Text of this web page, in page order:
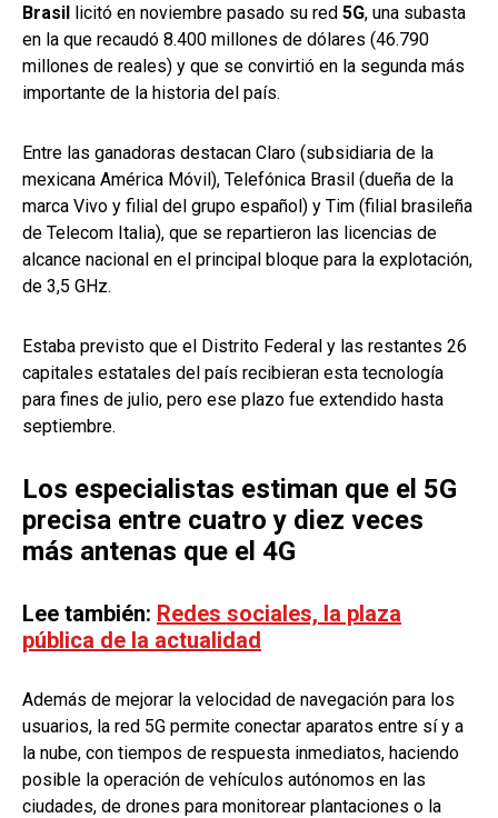
Brasil licitó en noviembre pasado su red 5G, una subasta
en la que recaudó 8.400 millones de dólares (46.790
millones de reales) y que se convirtió en la segunda más
importante de la historia del país.
Entre las ganadoras destacan Claro (subsidiaria de la
mexicana América Móvil), Telefónica Brasil (dueña de la
marca Vivo y filial del grupo español) y Tim (filial brasileña
de Telecom Italia), que se repartieron las licencias de
alcance nacional en el principal bloque para la explotación,
de 3,5 GHz.
Estaba previsto que el Distrito Federal y las restantes 26
capitales estatales del país recibieran esta tecnología
para fines de julio, pero ese plazo fue extendido hasta
septiembre.
Los especialistas estiman que el 5G
precisa entre cuatro y diez veces
más antenas que el 4G
Lee también: Redes sociales, la plaza
pública de la actualidad
Además de mejorar la velocidad de navegación para los
usuarios, la red 5G permite conectar aparatos entre sí y a
la nube, con tiempos de respuesta inmediatos, haciendo
posible la operación de vehículos autónomos en las
ciudades, de drones para monitorear plantaciones o la